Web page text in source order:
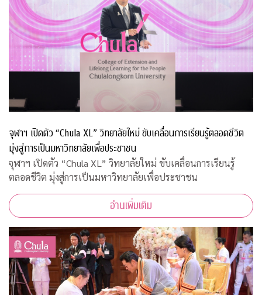
จุฬาฯ เปิดตัว “Chula XL” วิทยาลัยใหม่ ขับเคลื่อนการเรียนรู้ตลอดชีวิต
มุ่งสู่การเป็นมหาวิทยาลัยเพื่อประชาชน
จุฬาฯ เปิดตัว “Chula XL” วิทยาลัยใหม่ ขับเคลื่อนการเรียนรู้
ตลอดชีวิต มุ่งสู่การเป็นมหาวิทยาลัยเพื่อประชาชน
อ่านเพิ่มเติม